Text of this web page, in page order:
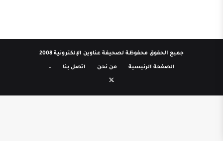
جميع الحقوق محفوظة لصحيفة عناوين الإلكترونية 2008
الصفحة الرئيسية من نحن اتصل بنا –